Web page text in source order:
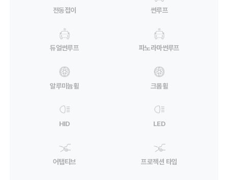
전동접이 썬루프
듀얼썬루프 파노라마썬루프
알루미늄휠 크롬휠
HID LED
어탭티브 프로젝션 타입